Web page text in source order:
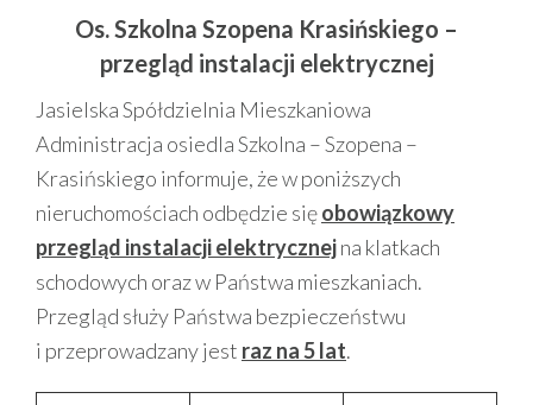
Os. Szkolna Szopena Krasińskiego –
przegląd instalacji elektrycznej
Jasielska Spółdzielnia Mieszkaniowa
Administracja osiedla Szkolna – Szopena –
Krasińskiego informuje, że w poniższych
nieruchomościach odbędzie sięobowiązkowy
przegląd instalacji elektrycznejna klatkach
schodowych oraz w Państwa mieszkaniach.
Przegląd służy Państwa bezpieczeństwu
i przeprowadzany jest raz na 5 lat.